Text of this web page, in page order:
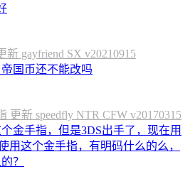
gayfriend SX v20210915
国币还不能改吗
更新 speedfly NTR CFW v20170315
金手指，但是3DS出手了，现在用
用这个金手指，有明码什么的么，
？